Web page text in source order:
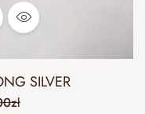
SILVER
zł